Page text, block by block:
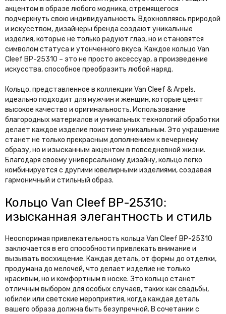
акцентом в образе любого модника, стремящегося
подчеркнуть свою индивидуальность. Вдохновляясь природой
и искусством, дизайнеры бренда создают уникальные
изделия, которые не только радуют глаз, но и становятся
символом статуса и утонченного вкуса. Каждое кольцо Van
Cleef BP-25310 – это не просто аксессуар, а произведение
искусства, способное преобразить любой наряд.
Кольцо, представленное в коллекции Van Cleef & Arpels,
идеально подходит для мужчин и женщин, которые ценят
высокое качество и оригинальность. Использование
благородных материалов и уникальных технологий обработки
делает каждое изделие поистине уникальным. Это украшение
станет не только прекрасным дополнением к вечернему
образу, но и изысканным акцентом в повседневной жизни.
Благодаря своему универсальному дизайну, кольцо легко
комбинируется с другими ювелирными изделиями, создавая
гармоничный и стильный образ.
Кольцо Van Cleef BP-25310:
изысканная элегантность и стиль
Неоспоримая привлекательность кольца Van Cleef BP-25310
заключается в его способности привлекать внимание и
вызывать восхищение. Каждая деталь, от формы до отделки,
продумана до мелочей, что делает изделие не только
красивым, но и комфортным в носке. Это кольцо станет
отличным выбором для особых случаев, таких как свадьбы,
юбилеи или светские мероприятия, когда каждая деталь
вашего образа должна быть безупречной. В сочетании с